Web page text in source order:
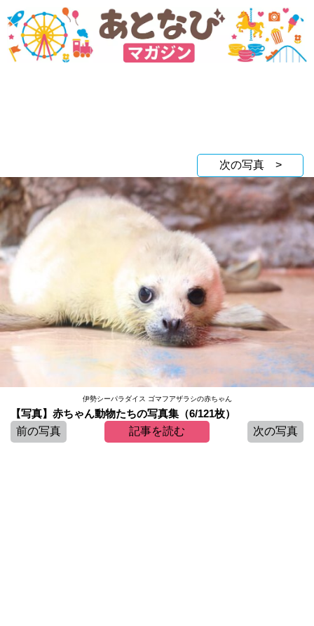
次の写真 >
伊勢シーパラダイス ゴマフアザラシの赤ちゃん
【写真】赤ちゃん動物たちの写真集（6/121枚）
前の写真
記事を読む 次の写真